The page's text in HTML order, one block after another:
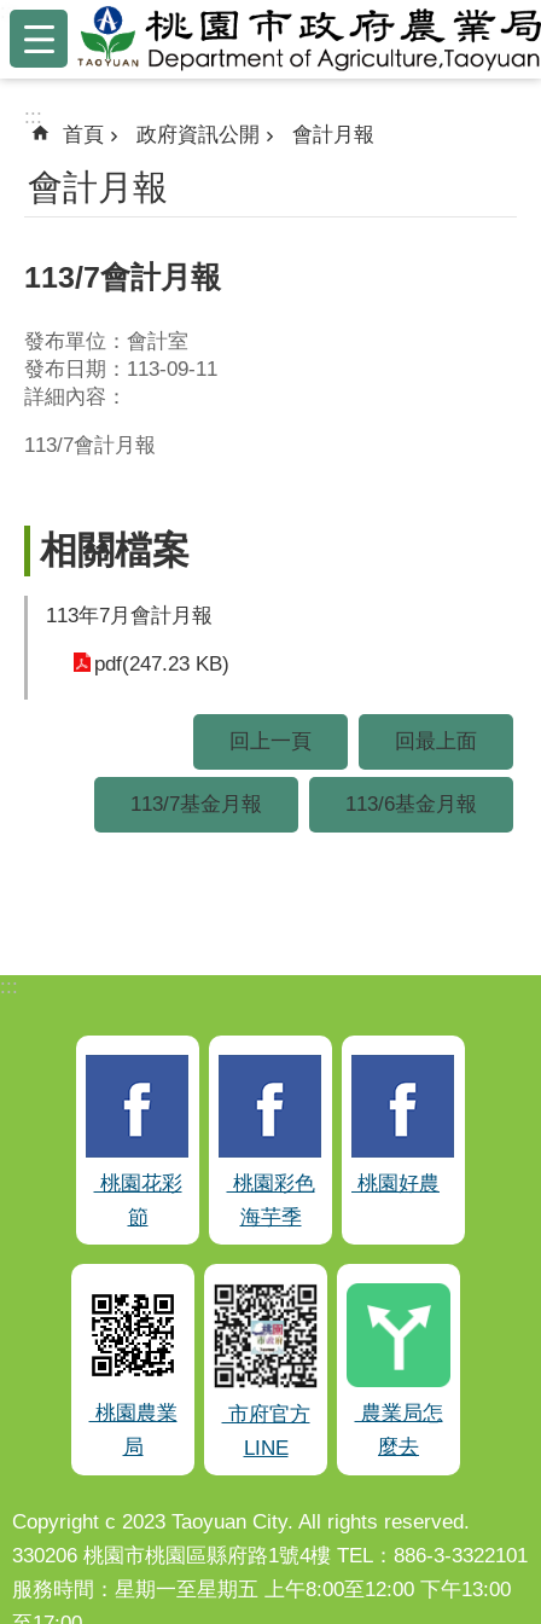
跳到主要內容區塊
:::
:::
首頁 政府資訊公開 會計月報
會計月報
113/7會計月報
發布單位：會計室
發布日期：113-09-11
詳細內容：
113/7會計月報
相關檔案
113年7月會計月報
pdf(247.23 KB)
回上一頁 回最上面
113/7基金月報 113/6基金月報
:::
桃園花彩
節
桃園彩色
海芋季
桃園好農
桃園農業
局
市府官方
LINE
農業局怎
麼去
Copyright c 2023 Taoyuan City. All rights reserved.
330206 桃園市桃園區縣府路1號4樓 TEL：886-3-3322101
服務時間：星期一至星期五 上午8:00至12:00 下午13:00